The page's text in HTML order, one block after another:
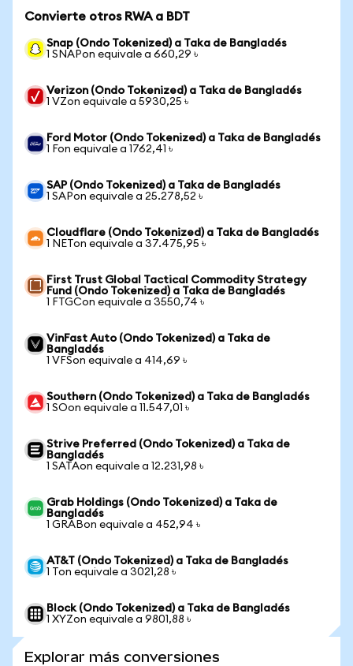
Convierte otros RWA a BDT
Snap (Ondo Tokenized) a Taka de Bangladés
1 SNAPon equivale a 660,29 ৳
Verizon (Ondo Tokenized) a Taka de Bangladés
1 VZon equivale a 5930,25 ৳
Ford Motor (Ondo Tokenized) a Taka de Bangladés
1 Fon equivale a 1762,41 ৳
SAP (Ondo Tokenized) a Taka de Bangladés
1 SAPon equivale a 25.278,52 ৳
Cloudflare (Ondo Tokenized) a Taka de Bangladés
1 NETon equivale a 37.475,95 ৳
First Trust Global Tactical Commodity Strategy
Fund (Ondo Tokenized) a Taka de Bangladés
1 FTGCon equivale a 3550,74 ৳
VinFast Auto (Ondo Tokenized) a Taka de
Bangladés
1 VFSon equivale a 414,69 ৳
Southern (Ondo Tokenized) a Taka de Bangladés
1 SOon equivale a 11.547,01 ৳
Strive Preferred (Ondo Tokenized) a Taka de
Bangladés
1 SATAon equivale a 12.231,98 ৳
Grab Holdings (Ondo Tokenized) a Taka de
Bangladés
1 GRABon equivale a 452,94 ৳
AT&T (Ondo Tokenized) a Taka de Bangladés
1 Ton equivale a 3021,28 ৳
Block (Ondo Tokenized) a Taka de Bangladés
1 XYZon equivale a 9801,88 ৳
Explorar más conversiones